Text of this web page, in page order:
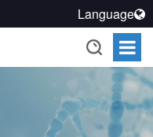
Language